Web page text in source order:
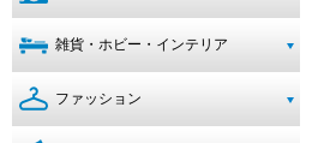
雑貨・ホビー・インテリア
ファッション